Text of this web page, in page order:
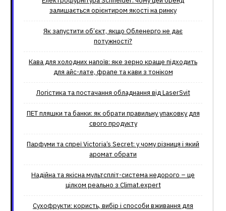
залишається орієнтиром якості на ринку
Як запустити об’єкт, якщо Обленерго не дає
потужності?
Кава для холодних напоїв: яке зерно краще підходить
для айс-лате, фрапе та кави з тоніком
Логістика та постачання обладнання від LaserSvit
ПЕТ пляшки та банки: як обрати правильну упаковку для
свого продукту
Парфуми та спреї Victoria’s Secret: у чому різниця і який
аромат обрати
Надійна та якісна мультспліт-система недорого – це
цілком реально з Climat.еxpert
Сухофрукти: користь, вибір і способи вживання для